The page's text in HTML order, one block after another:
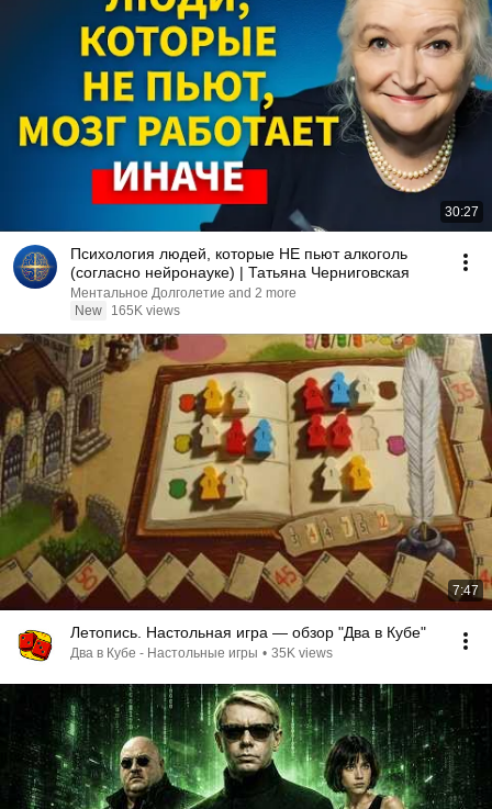
30:27
Психология людей, которые НЕ пьют алкоголь
(согласно нейронауке) | Татьяна Черниговская
Ментальное Долголетие and 2 more
New
165K views
7:47
Летопись. Настольная игра — обзор "Два в Кубе"
Два в Кубе - Настольные игры • 35K views